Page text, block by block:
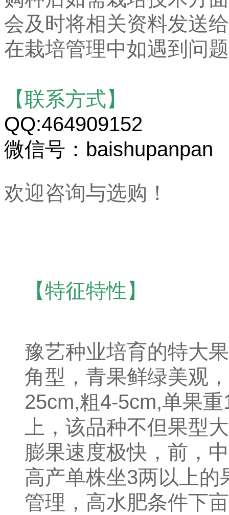
会及时将相关资料发送
在栽培管理中如遇到问
【联系方式】
QQ:464909152
微信号：baishupanpan
欢迎咨询与选购！
【特征特性】
豫艺种业培育的特大
角型，青果鲜绿美观
25cm,粗4-5cm,单果
上，该品种不但果型
膨果速度极快，前，
高产单株坐3两以上的
管理，高水肥条件下